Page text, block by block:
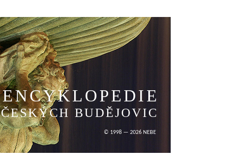
ENCYKLOPEDIE
ČESKÝCH BUDĚJOVIC
© 1998 — 2026 NEBE